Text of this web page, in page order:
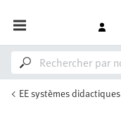
EE systèmes didactiques